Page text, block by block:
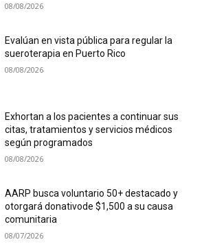
08/08/2026
Evalúan en vista pública para regular la
sueroterapia en Puerto Rico
08/08/2026
Exhortan a los pacientes a continuar sus
citas, tratamientos y servicios médicos
según programados
08/08/2026
AARP busca voluntario 50+ destacado y
otorgará donativode $1,500 a su causa
comunitaria
08/07/2026